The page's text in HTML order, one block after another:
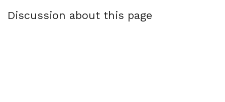
Discussion about this page